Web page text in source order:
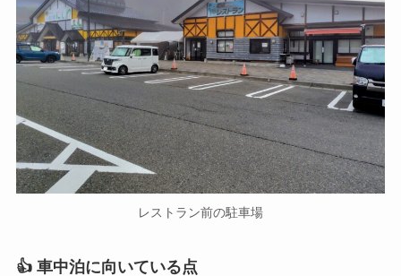
レストラン前の駐車場
👍 車中泊に向いている点